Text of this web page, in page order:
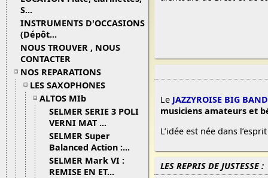
S...
INSTRUMENTS D'OCCASIONS
(Dépôt...
NOUS TROUVER , NOUS
CONTACTER
NOS REPARATIONS
LES SAXOPHONES
ALTOS MIb
SELMER SERIE 3 POLI
VERNI MAT ...
SELMER Super
Balanced Action :...
SELMER Mark VI :
REMISE EN ET...
Le JAZZYROISE BIG BAND
musiciens amateurs et
L’idée est née dans
LES REPRIS DE JUSTESSE :